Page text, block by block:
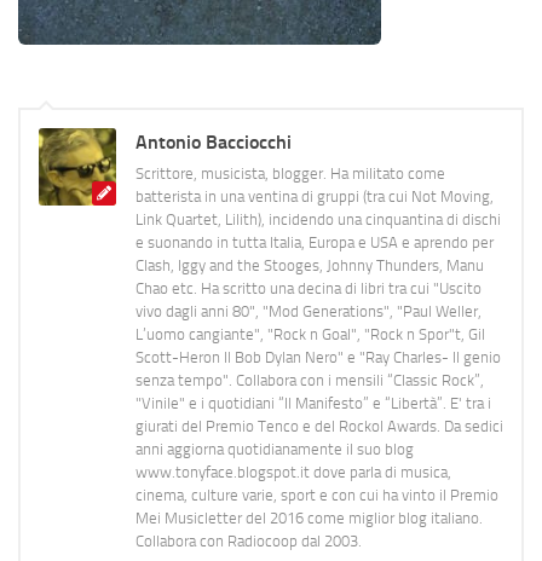
Antonio Bacciocchi
Scrittore, musicista, blogger. Ha militato come
batterista in una ventina di gruppi (tra cui Not Moving,
Link Quartet, Lilith), incidendo una cinquantina di dischi
e suonando in tutta Italia, Europa e USA e aprendo per
Clash, Iggy and the Stooges, Johnny Thunders, Manu
Chao etc. Ha scritto una decina di libri tra cui "Uscito
vivo dagli anni 80", "Mod Generations", "Paul Weller,
L’uomo cangiante", "Rock n Goal", "Rock n Spor"t, Gil
Scott-Heron Il Bob Dylan Nero" e "Ray Charles- Il genio
senza tempo". Collabora con i mensili “Classic Rock”,
"Vinile" e i quotidiani “Il Manifesto” e “Libertà”. E' tra i
giurati del Premio Tenco e del Rockol Awards. Da sedici
anni aggiorna quotidianamente il suo blog
www.tonyface.blogspot.it dove parla di musica,
cinema, culture varie, sport e con cui ha vinto il Premio
Mei Musicletter del 2016 come miglior blog italiano.
Collabora con Radiocoop dal 2003.